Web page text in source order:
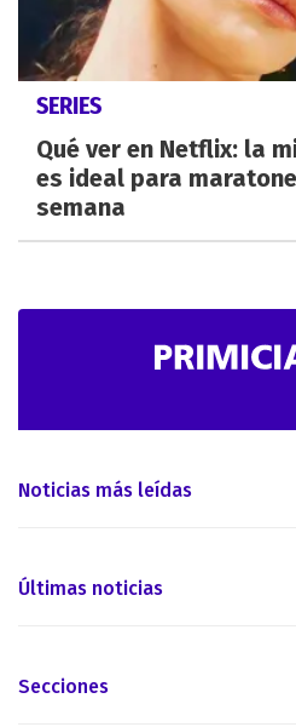
SERIES
Qué ver en Netflix: la
es ideal para
semana
Noticias más leídas
Últimas noticias
Secciones